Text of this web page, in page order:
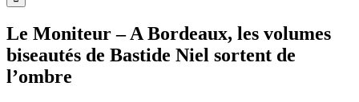
Le Moniteur – A Bordeaux, les volumes
biseautés de Bastide Niel sortent de
l’ombre